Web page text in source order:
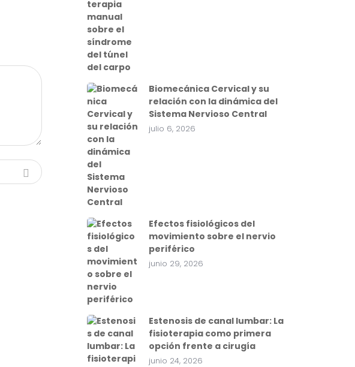
Biomecánica Cervical y su
relación con la dinámica del
Sistema Nervioso Central
julio 6, 2026
Efectos fisiológicos del
movimiento sobre el nervio
periférico
junio 29, 2026
Estenosis de canal lumbar: La
fisioterapia como primera
opción frente a cirugía
junio 24, 2026